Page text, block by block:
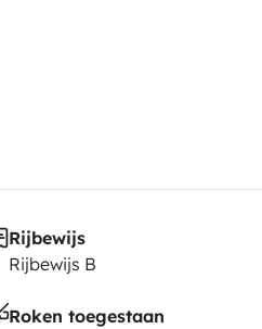
Rijbewijs
Rijbewijs B
Roken toegestaan